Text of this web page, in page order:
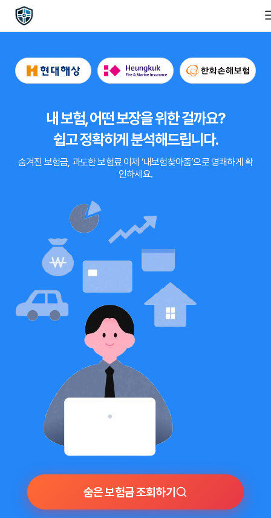
내 보험, 어떤 보장을 위한 걸까요?
쉽고 정확하게 분석해드립니다.
숨겨진 보험금, 과도한 보험료이제 ‘내보험찾아줌’으로 명쾌하게 확
인하세요.
숨은 보험금 조회하기